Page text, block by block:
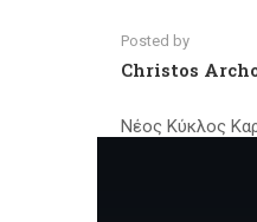
Posted by
Christos
Νέος Κύκλος